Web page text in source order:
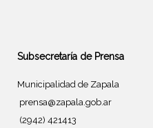
Subsecretaría de Prensa
Municipalidad de Zapala
prensa@zapala.gob.ar
(2942) 421413